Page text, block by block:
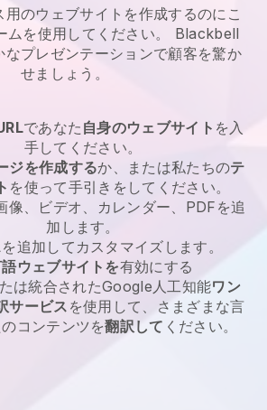
用のウェブサイトを作成するのにこ
ムを使用してください。 Blackbell
なプレゼンテーションで顧客を驚か
せましょう。
であなた 自身のウェブサイト を入
手してください。
ジを作成するか、または私たちのテ
を使って手引きをしてください。
像、ビデオ、カレンダー、PDFを追
加します。
を追加してカスタマイズします。
ウェブサイトを有効にする
は統合されたGoogle人工知能ワン
サービス を使用して、さまざまな言
コンテンツを翻訳して ください。